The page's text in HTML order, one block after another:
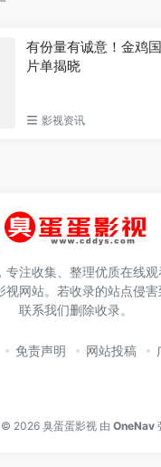
有份量有诚意！金鸡
片单揭晓
影视资讯
专注收集、整理优质在线
视网站。若收录的站点侵
联系我们删除收录。
免责声明 网站投稿
© 2026 臭蛋蛋影视 由 OneNav